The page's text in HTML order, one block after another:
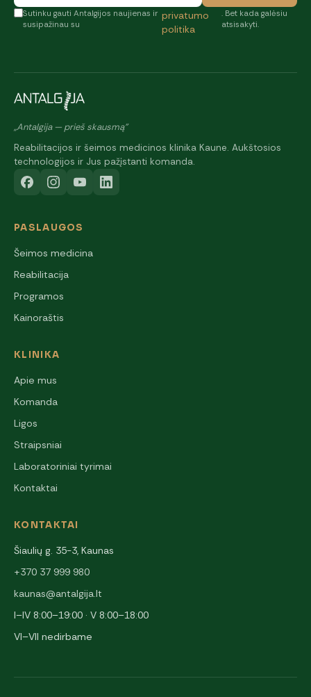
Sutinku gauti Antalgijos naujienas ir
susipažinau su
privatumo
politika
. Bet kada galėsiu
atsisakyti.
„Antalgija — prieš skausmą"
Reabilitacijos ir šeimos medicinos klinika Kaune. Aukštosios
technologijos ir Jus pažįstanti komanda.
PASLAUGOS
Šeimos medicina
Reabilitacija
Programos
Kainoraštis
KLINIKA
Apie mus
Komanda
Ligos
Straipsniai
Laboratoriniai tyrimai
Kontaktai
KONTAKTAI
Šiaulių g. 35-3, Kaunas
+370 37 999 980
kaunas@antalgija.lt
I–IV 8:00–19:00 · V 8:00–18:00
VI–VII nedirbame